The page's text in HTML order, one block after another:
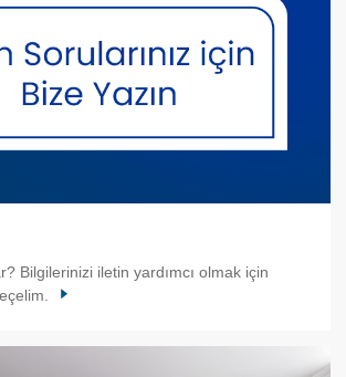
Bilgilerinizi iletin yardımcı olmak için